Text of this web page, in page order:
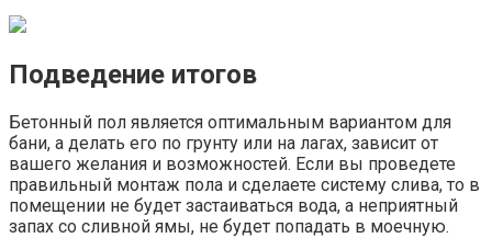
Подведение итогов
Бетонный пол является оптимальным вариантом для
бани, а делать его по грунту или на лагах, зависит от
вашего желания и возможностей. Если вы проведете
правильный монтаж пола и сделаете систему слива, то в
помещении не будет застаиваться вода, а неприятный
запах со сливной ямы, не будет попадать в моечную.